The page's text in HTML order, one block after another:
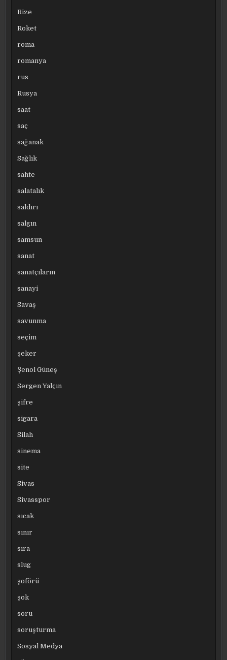
Rize
Roket
roma
romanya
rus
Rusya
saat
saç
sağanak
Sağlık
sahte
salatalık
saldırı
salgın
samsun
sanat
sanatçıların
sanayi
Savaş
savunma
seçim
şeker
Şenol Güneş
Sergen Yalçın
şifre
sigara
Silah
sinema
site
Sivas
Sivasspor
sıcak
sınır
sıra
slug
şoförü
şok
soru
soruşturma
Sosyal Medya